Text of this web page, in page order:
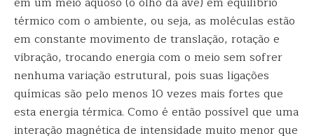
térmico com o ambiente, ou seja, as moléculas estão
em constante movimento de translação, rotação e
vibração, trocando energia com o meio sem sofrer
nenhuma variação estrutural, pois suas ligações
químicas são pelo menos 10 vezes mais fortes que
esta energia térmica. Como é então possível que uma
interação magnética de intensidade muito menor que